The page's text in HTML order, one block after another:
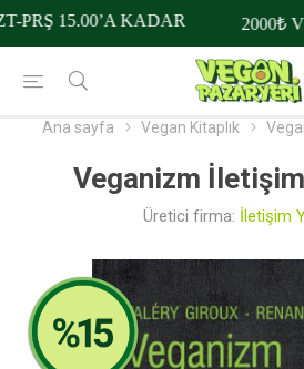
15.00’A KADAR 2000₺
Ana sayfa Vegan Kitaplık
Veganizm İletişim
Üretici firma: İletişim